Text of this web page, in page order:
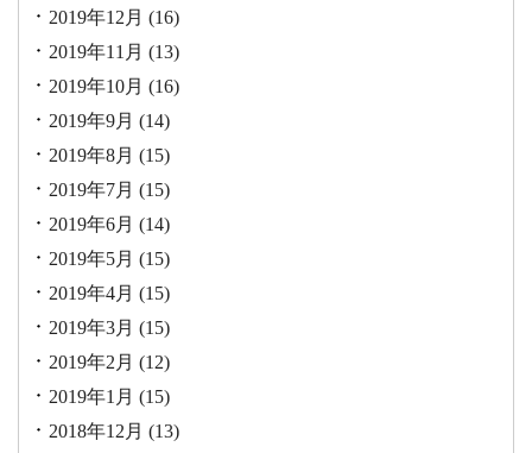
2019年12月 (16)
2019年11月 (13)
2019年10月 (16)
2019年9月 (14)
2019年8月 (15)
2019年7月 (15)
2019年6月 (14)
2019年5月 (15)
2019年4月 (15)
2019年3月 (15)
2019年2月 (12)
2019年1月 (15)
2018年12月 (13)